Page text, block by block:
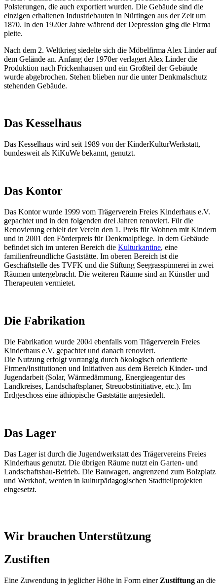
Polsterungen, die auch exportiert wurden. Die Gebäude sind die
einzigen erhaltenen Industriebauten in Nürtingen aus der Zeit um
1870. In den 1920er Jahre während der Depression ging die Firma
pleite.
Nach dem 2. Weltkrieg siedelte sich die Möbelfirma Alex Linder auf
dem Gelände an. Anfang der 1970er verlagert Alex Linder die
Produktion nach Frickenhausen und ein Großteil der Gebäude
wurde abgebrochen. Stehen blieben nur die unter Denkmalschutz
stehenden Gebäude.
Das Kesselhaus
Das Kesselhaus wird seit 1989 von der KinderKulturWerkstatt,
bundesweit als KiKuWe bekannt, genutzt.
Das Kontor
Das Kontor wurde 1999 vom Trägerverein Freies Kinderhaus e.V.
gepachtet und in den folgenden drei Jahren renoviert. Für die
Renovierung erhielt der Verein den 1. Preis für Wohnen mit Kindern
und in 2001 den Förderpreis für Denkmalpflege. In dem Gebäude
befindet sich im unteren Bereich die Kulturkantine, eine
familienfreundliche Gaststätte. Im oberen Bereich ist die
Geschäftstelle des TVFK und die Stiftung Seegrasspinnerei in zwei
Räumen untergebracht. Die weiteren Räume sind an Künstler und
Therapeuten vermietet.
Die Fabrikation
Die Fabrikation wurde 2004 ebenfalls vom Trägerverein Freies
Kinderhaus e.V. gepachtet und danach renoviert.
Die Nutzung erfolgt vorrangig durch ökologisch orientierte
Firmen/Institutionen und Initiativen aus dem Bereich Kinder- und
Jugendarbeit (Solar, Wärmedämmung, Energieagentur des
Landkreises, Landschaftsplaner, Streuobstinitiative, etc.). Im
Erdgeschoss eine äthiopische Gaststätte angesiedelt.
Das Lager
Das Lager ist durch die Jugendwerkstatt des Trägervereins Freies
Kinderhaus genutzt. Die übrigen Räume nutzt ein Garten- und
Landschaftsbau-Betrieb. Die Bauwagen, angrenzend zum Bolzplatz
und Werkhof, werden in kulturpädagogischen Stadtteilprojekten
eingesetzt.
Wir brauchen Unterstützung
Zustiften
Eine Zuwendung in jeglicher Höhe in Form einer Zustiftung an die